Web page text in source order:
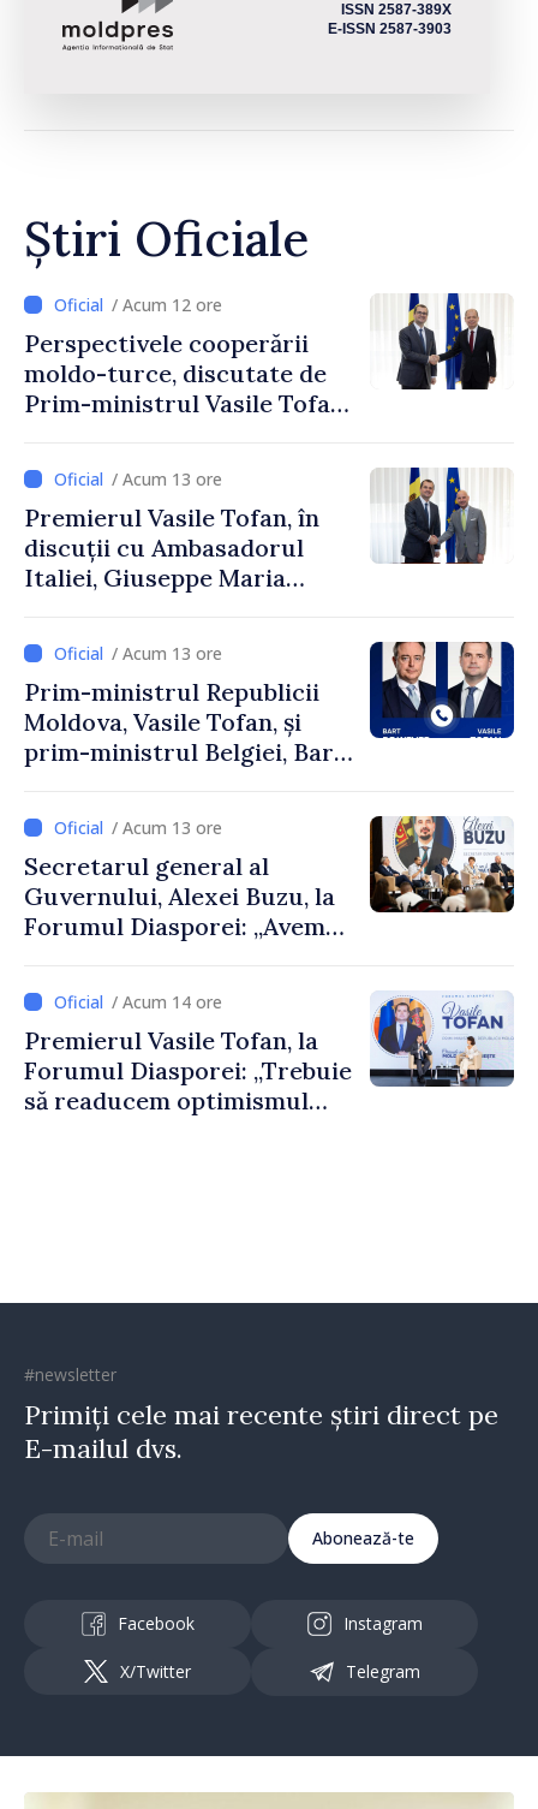
ISSN 2587-389X
E-ISSN 2587-3903
Știri Oficiale
/ Acum 12 ore
Perspectivele cooperării
moldo-turce, discutate de
Prim-ministrul Vasile Tofan
Uygar Mustafa Sertel
/ Acum 13 ore
Premierul Vasile Tofan, în
discuții cu Ambasadorul
Italiei, Giuseppe Maria
/ Acum 13 ore
Prim-ministrul Republicii
Moldova, Vasile Tofan, și
prim-ministrul Belgiei, Bart
despre parcursul european
al Republicii Moldova.
/ Acum 13 ore
Secretarul general al
Guvernului, Alexei Buzu, la
Forumul Diasporei: „Avem
dumneavoastră pentru a
construi comunități mai
puternice”
/ Acum 14 ore
Premierul Vasile Tofan, la
Forumul Diasporei: „Trebuie
să readucem optimismul
#newsletter
Primiți cele mai recente știri direct pe
E-mailul dvs.
Abonează-te
Facebook Instagram
X/Twitter Telegram